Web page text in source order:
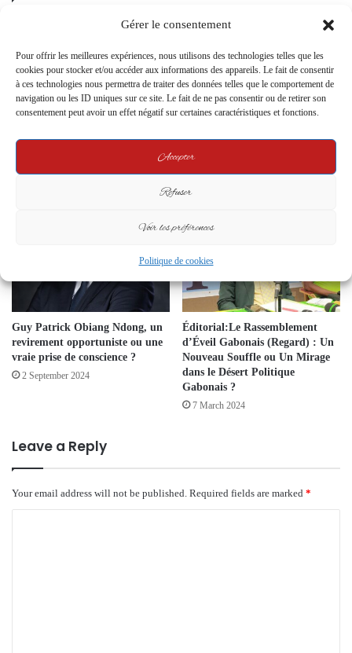
Gérer le consentement
Pour offrir les meilleures expériences, nous utilisons des technologies telles que les
cookies pour stocker et/ou accéder aux informations des appareils. Le fait de consentir
à ces technologies nous permettra de traiter des données telles que le comportement de
navigation ou les ID uniques sur ce site. Le fait de ne pas consentir ou de retirer son
consentement peut avoir un effet négatif sur certaines caractéristiques et fonctions.
Accepter
Refuser
Voir les préférences
Politique de cookies
Gabon : Le descendant d’Ali
Geoffroy Foumboula et la
Guy Patrick Obiang Ndong, un
revirement opportuniste ou une
vraie prise de conscience ?
2 September 2024
Éditorial:Le Rassemblement
d’Éveil Gabonais (Regard) : Un
Nouveau Souffle ou Un Mirage
dans le Désert Politique
Gabonais ?
7 March 2024
Leave a Reply
Your email address will not be published. Required fields are marked *